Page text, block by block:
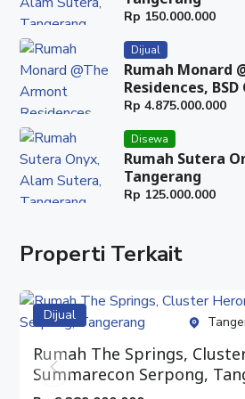
✓ 5 menit ke Air Terjun Capolaga
✓ 5 menit ke Bukit Paralayang
✓ 20 menit ke The Lodge
Hot Spring, Marbella Dago
✓ Whatsapp : 08777 553 0989
✓ Facebook : Rumah Properti
✓ Instagram : @rumahproperti1
✓ YouTube : Rumah Properti
#rumahproperti
#ciaterhighlandresort
#villasubang
#villastartegis
#dijualvilla
#jualvilla
Rp 150.000.000
Dijual
Rumah Monard
Residences,
Rp 4.875.000.000
Disewa
Rumah Sutera
Tangerang
Rp 125.000.000
Properti Terkait
Dijual
Rumah The Springs,
Summarecon Serpong,